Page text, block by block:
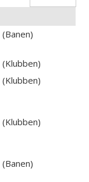
(Banen)
(Klubben)
(Klubben)
(Klubben)
(Banen)